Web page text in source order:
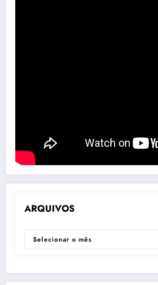
ARQUIVOS
ARQUIVOS